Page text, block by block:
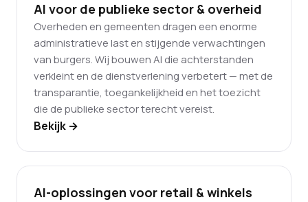
AI voor de publieke sector & overheid
Overheden en gemeenten dragen een enorme
administratieve last en stijgende verwachtingen
van burgers. Wij bouwen AI die achterstanden
verkleint en de dienstverlening verbetert — met de
transparantie, toegankelijkheid en het toezicht
die de publieke sector terecht vereist.
Bekijk →
AI-oplossingen voor retail & winkels